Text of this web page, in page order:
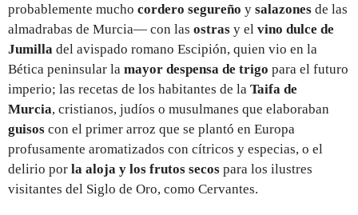
probablemente mucho cordero segureño y salazones de las
almadrabas de Murcia— con las ostras y el vino dulce de
Jumilla del avispado romano Escipión, quien vio en la
Bética peninsular la mayor despensa de trigo para el futuro
imperio; las recetas de los habitantes de la Taifa de
Murcia, cristianos, judíos o musulmanes que elaboraban
guisos con el primer arroz que se plantó en Europa
profusamente aromatizados con cítricos y especias, o el
delirio por la aloja y los frutos secos para los ilustres
visitantes del Siglo de Oro, como Cervantes.